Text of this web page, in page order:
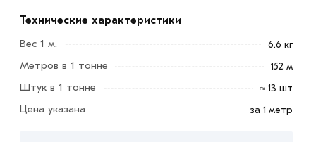
(ограждений, теплиц, навесов).
«Добавить в корзину»
«Быстрый заказ»
. Также можете купить позвонив по
контактам указанным на сайте.
Технические характеристики
Вес 1 м.
6.6 кг
Метров в 1 тонне 152 м
Штук в 1 тонне ≈ 13 шт
Цена указана за 1 метр